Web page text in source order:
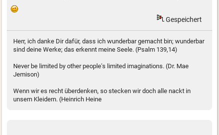
Gespeichert
Herr, ich danke Dir dafür, dass ich wunderbar gemacht bin; wunderbar
sind deine Werke; das erkennt meine Seele. (Psalm 139,14)
Never be limited by other people's limited imaginations. (Dr. Mae
Jemison)
Wenn wir es recht überdenken, so stecken wir doch alle nackt in
unsern Kleidern. (Heinrich Heine